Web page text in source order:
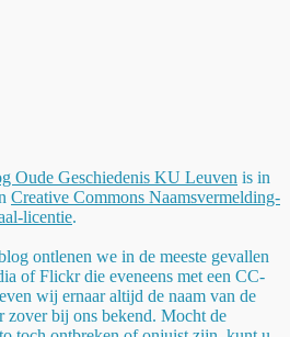
Oude Geschiedenis KU Leuven is in
Creative Commons Naamsvermelding-
licentie.
ontlenen we in de meeste gevallen
of Flickr die eveneens met een CC-
wij ernaar altijd de naam van de
zover bij ons bekend. Mocht de